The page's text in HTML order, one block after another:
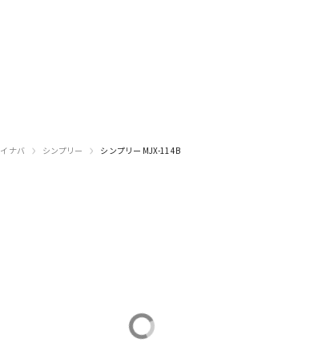
イナバ › シンプリー › シンプリー MJX-114B